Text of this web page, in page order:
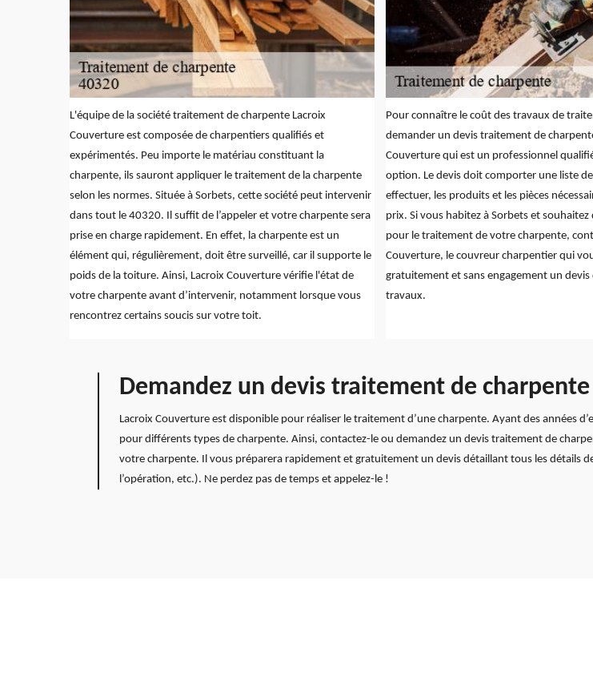
L'équipe de la société traitement de charpente Lacroix
Couverture est composée de charpentiers qualifiés et
expérimentés. Peu importe le matériau constituant la
charpente, ils sauront appliquer le traitement de la charpente
selon les normes. Située à Sorbets, cette société peut intervenir
dans tout le 40320. Il suffit de l’appeler et votre charpente sera
prise en charge rapidement. En effet, la charpente est un
élément qui, régulièrement, doit être surveillé, car il supporte le
poids de la toiture. Ainsi, Lacroix Couverture vérifie l'état de
votre charpente avant d’intervenir, notamment lorsque vous
rencontrez certains soucis sur votre toit.
Pour connaître le coût des travaux de
demander un devis traitement de
Couverture qui est un professionnel
option. Le devis doit comporter une liste
effectuer, les produits et les pièces
prix. Si vous habitez à Sorbets et
pour le traitement de votre charpente,
Couverture, le couvreur charpentier qui
gratuitement et sans engagement un devis
travaux.
Demandez un devis traitement de
Lacroix Couverture est disponible pour réaliser le traitement d’une charpente. Ayant des années
pour différents types de charpente. Ainsi, contactez-le ou demandez un devis traitement de
votre charpente. Il vous préparera rapidement et gratuitement un devis détaillant tous les détails
l’opération, etc.). Ne perdez pas de temps et appelez-le !